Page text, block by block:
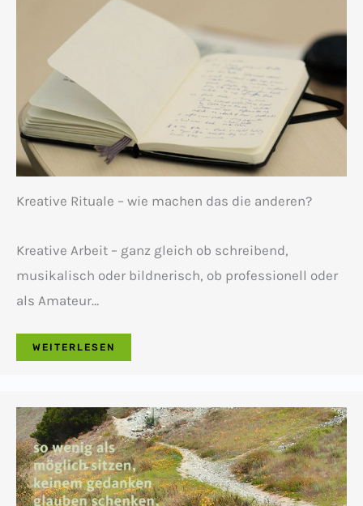
Kreative Rituale – wie machen das die anderen?
Kreative Arbeit – ganz gleich ob schreibend,
musikalisch oder bildnerisch, ob professionell oder
als Amateur…
WEITERLESEN